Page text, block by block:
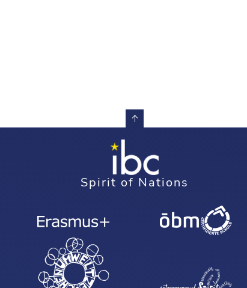
Spirit of Nations